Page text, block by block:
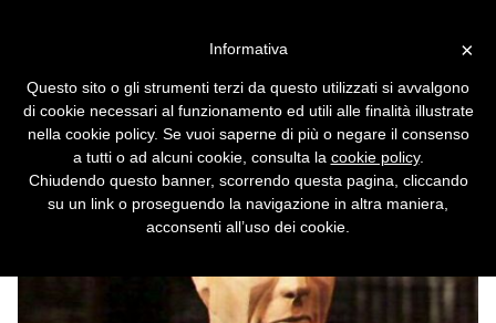
emergono i particolari
Finalmente qualche dettaglio dai giudici.
×
Informativa
Questo sito o gli strumenti terzi da questo utilizzati si avvalgono
di cookie necessari al funzionamento ed utili alle finalità illustrate
nella cookie policy. Se vuoi saperne di più o negare il consenso
a tutti o ad alcuni cookie, consulta la cookie policy.
Chiudendo questo banner, scorrendo questa pagina, cliccando
su un link o proseguendo la navigazione in altra maniera,
acconsenti all’uso dei cookie.